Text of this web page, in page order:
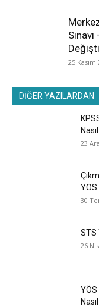
25 Kasım
DİĞER YAZILARDAN
23
YÖS
30
STS
26